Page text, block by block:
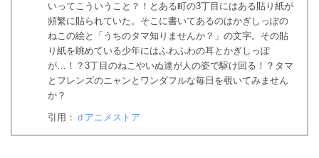
いってこういうこと？！とある町の3丁目にはある貼り紙が
頻繁に貼られていた。そこに書いてあるのはかぎしっぽの
ねこの絵と「うちのタマ知りませんか？」の文字。その貼
り紙を眺めている少年にはふわふわの耳とかぎしっぽ
が…！？3丁目のねこやいぬ達が人の姿で駆け回る！？タマ
とフレンズのニャンとワンダフルな毎日を覗いてみません
か？
引用： ｄアニメストア